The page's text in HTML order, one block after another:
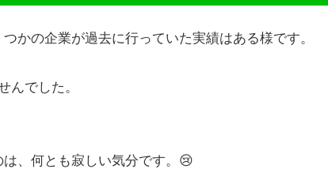
かの企業が過去に行っていた実績はある様です。
んでした。
、何とも寂しい気分です。😢